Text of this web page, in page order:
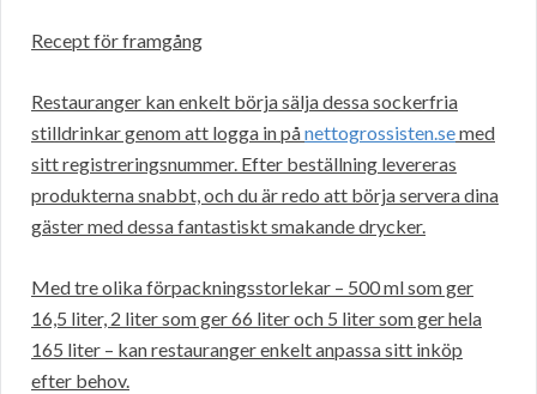
Recept för framgång
Restauranger kan enkelt börja sälja dessa sockerfria
stilldrinkar genom att logga in pånettogrossisten.semed
sitt registreringsnummer. Efter beställning levereras
produkterna snabbt, och du är redo att börja servera dina
gäster med dessa fantastiskt smakande drycker.
Med tre olika förpackningsstorlekar – 500 ml som ger
16,5 liter, 2 liter som ger 66 liter och 5 liter som ger hela
165 liter – kan restauranger enkelt anpassa sitt inköp
efter behov.